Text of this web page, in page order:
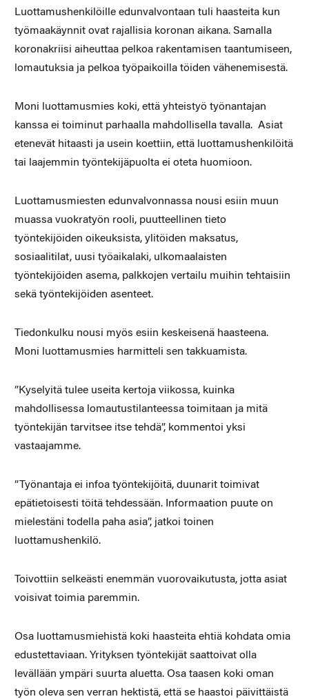
Luottamushenkilöille edunvalvontaan tuli haasteita kun
työmaakäynnit ovat rajallisia koronan aikana. Samalla
koronakriisi aiheuttaa pelkoa rakentamisen taantumiseen,
lomautuksia ja pelkoa työpaikoilla töiden vähenemisestä.
Moni luottamusmies koki, että yhteistyö työnantajan
kanssa ei toiminut parhaalla mahdollisella tavalla. Asiat
etenevät hitaasti ja usein koettiin, että luottamushenkilöitä
tai laajemmin työntekijäpuolta ei oteta huomioon.
Luottamusmiesten edunvalvonnassa nousi esiin muun
muassa vuokratyön rooli, puutteellinen tieto
työntekijöiden oikeuksista, ylitöiden maksatus,
sosiaalitilat, uusi työaikalaki, ulkomaalaisten
työntekijöiden asema, palkkojen vertailu muihin tehtaisiin
sekä työntekijöiden asenteet.
Tiedonkulku nousi myös esiin keskeisenä haasteena.
Moni luottamusmies harmitteli sen takkuamista.
”Kyselyitä tulee useita kertoja viikossa, kuinka
mahdollisessa lomautustilanteessa toimitaan ja mitä
työntekijän tarvitsee itse tehdä”, kommentoi yksi
vastaajamme.
”Työnantaja ei infoa työntekijöitä, duunarit toimivat
epätietoisesti töitä tehdessään. Informaation puute on
mielestäni todella paha asia”, jatkoi toinen
luottamushenkilö.
Toivottiin selkeästi enemmän vuorovaikutusta, jotta asiat
voisivat toimia paremmin.
Osa luottamusmiehistä koki haasteita ehtiä kohdata omia
edustettaviaan. Yrityksen työntekijät saattoivat olla
levällään ympäri suurta aluetta. Osa taasen koki oman
työn oleva sen verran hektistä, että se haastoi päivittäistä